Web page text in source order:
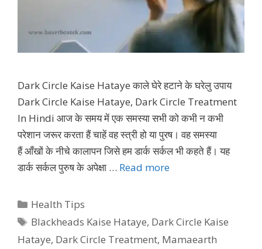
Dark Circle Kaise Hataye काले घेरे हटाने के घरेलु उपाय
Dark Circle Kaise Hataye, Dark Circle Treatment
In Hindi आज के समय में एक समस्या सभी को कभी न कभी
परेशान जरूर करता हैं चाहें वह स्त्री हो या पुरष। वह समस्या
हैं आँखों के नीचे कालापन जिसे हम डार्क सर्कल भी कहते हैं। यह
डार्क सर्कल पुरुष के अपेक्षा … Read more
Categories
Health Tips
Tags
Blackheads Kaise Hataye, Dark Circle Kaise
Hataye, Dark Circle Treatment, Mamaearth